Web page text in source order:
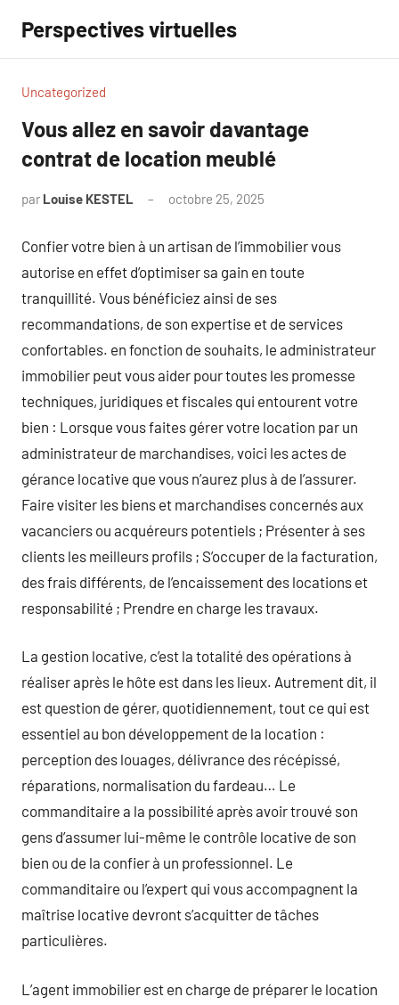
contenu
Perspectives virtuelles
Uncategorized
Vous allez en savoir davantage
contrat de location meublé
par Louise KESTEL octobre 25, 2025
Confier votre bien à un artisan de l’immobilier vous
autorise en effet d’optimiser sa gain en toute
tranquillité. Vous bénéficiez ainsi de ses
recommandations, de son expertise et de services
confortables. en fonction de souhaits, le administrateur
immobilier peut vous aider pour toutes les promesse
techniques, juridiques et fiscales qui entourent votre
bien : Lorsque vous faites gérer votre location par un
administrateur de marchandises, voici les actes de
gérance locative que vous n’aurez plus à de l’assurer.
Faire visiter les biens et marchandises concernés aux
vacanciers ou acquéreurs potentiels ; Présenter à ses
clients les meilleurs profils ; S’occuper de la facturation,
des frais différents, de l’encaissement des locations et
responsabilité ; Prendre en charge les travaux.
La gestion locative, c’est la totalité des opérations à
réaliser après le hôte est dans les lieux. Autrement dit, il
est question de gérer, quotidiennement, tout ce qui est
essentiel au bon développement de la location :
perception des louages, délivrance des récépissé,
réparations, normalisation du fardeau… Le
commanditaire a la possibilité après avoir trouvé son
gens d’assumer lui-même le contrôle locative de son
bien ou de la confier à un professionnel. Le
commanditaire ou l’expert qui vous accompagnent la
maîtrise locative devront s’acquitter de tâches
particulières.
L’agent immobilier est en charge de préparer le location